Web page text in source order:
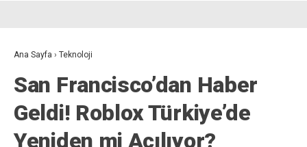
Ana Sayfa › Teknoloji
San Francisco’dan Haber
Geldi! Roblox Türkiye’de
Yeniden mi Açılıyor?